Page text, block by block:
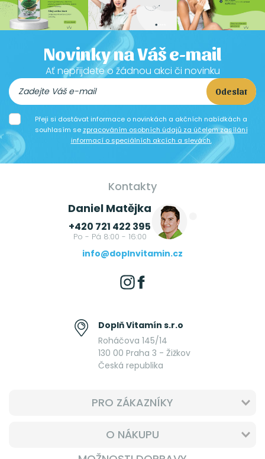
Novinky na Váš e-mail
Ať nepřijdete o žádnou akci či novinku
Odeslat
Přeji si dostávat informace o novinkách a akčních nabídkách a
souhlasím se zpracováním osobních údajů za účelem zasílání
informací o speciálních akcích a slevách.
Kontakty
Daniel Matějka
+420 721 422 395
Po - Pá 8:00 - 16:00
info@doplnvitamin.cz
Doplň Vitamín s.r.o
Roháčova 145/14
130 00 Praha 3 - Žižkov
Česká republika
PRO ZÁKAZNÍKY
O NÁKUPU